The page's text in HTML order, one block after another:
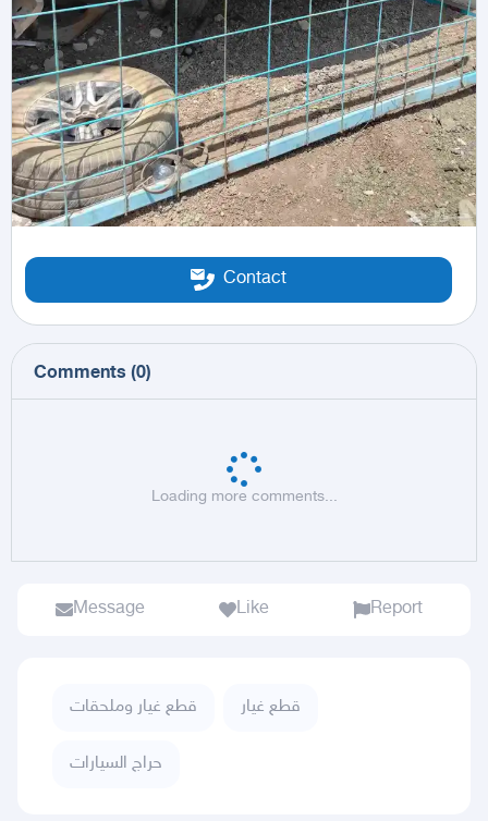
Contact
Comments (0)
Loading more comments...
Message Like Report
قطع غيار وملحقات قطع غيار
حراج السيارات